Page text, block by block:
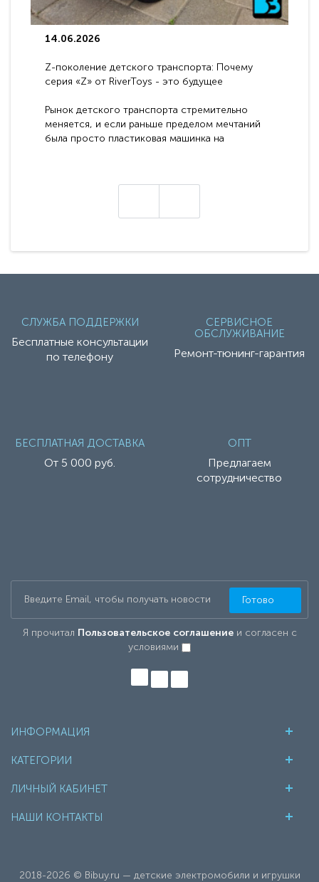
14.06.2026
Z-поколение детского транспорта: Почему
серия «Z» от RiverToys - это будущее
Рынок детского транспорта стремительно
меняется, и если раньше пределом мечтаний
была просто пластиковая машинка на
СЛУЖБА ПОДДЕРЖКИ
Бесплатные консультации
по телефону
СЕРВИСНОЕ
ОБСЛУЖИВАНИЕ
Ремонт-тюнинг-гарантия
БЕСПЛАТНАЯ ДОСТАВКА
От 5 000 руб.
ОПТ
Предлагаем
сотрудничество
Я прочитал Пользовательское соглашениеи согласен с
условиями
Готово
ИНФОРМАЦИЯ
КАТЕГОРИИ
ЛИЧНЫЙ КАБИНЕТ
НАШИ КОНТАКТЫ
2018-2026 © Bibuy.ru — детские электромобили и игрушки